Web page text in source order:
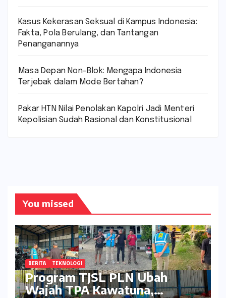
Kasus Kekerasan Seksual di Kampus Indonesia:
Fakta, Pola Berulang, dan Tantangan
Penanganannya
Masa Depan Non-Blok: Mengapa Indonesia
Terjebak dalam Mode Bertahan?
Pakar HTN Nilai Penolakan Kapolri Jadi Menteri
Kepolisian Sudah Rasional dan Konstitusional
You missed
BERITA TEKNOLOGI
Program TJSL PLN Ubah
Wajah TPA Kawatuna,